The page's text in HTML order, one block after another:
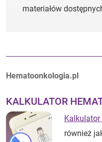
materiałów
Autorzy:
Hematoonkologia.pl
KALKULATOR
również